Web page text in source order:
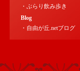
・ぶらり飲み歩き
Blog
・自由が丘.netブログ